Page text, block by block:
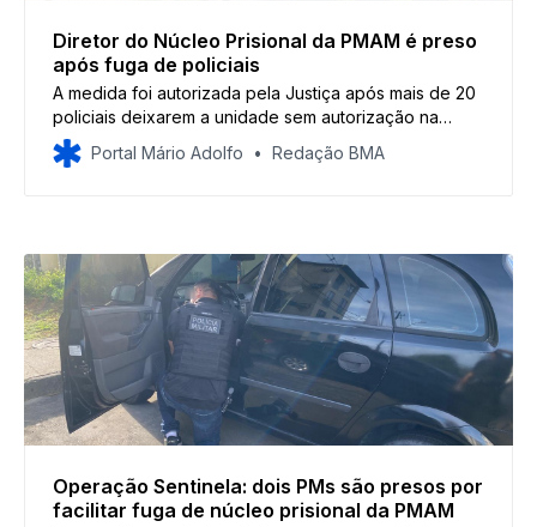
Diretor do Núcleo Prisional da PMAM é preso
após fuga de policiais
A medida foi autorizada pela Justiça após mais de 20
policiais deixarem a unidade sem autorização na
sexta-feira (27/2)
Portal Mário Adolfo Redação BMA
Operação Sentinela: dois PMs são presos por
facilitar fuga de núcleo prisional da PMAM